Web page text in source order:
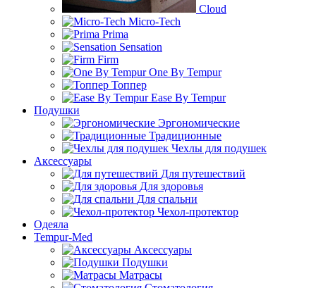
Cloud
Micro-Tech
Prima
Sensation
Firm
One By Tempur
Топпер
Ease By Tempur
Подушки
Эргономические
Традиционные
Чехлы для подушек
Аксессуары
Для путешествий
Для здоровья
Для спальни
Чехол-протектор
Одеяла
Tempur-Med
Аксессуары
Подушки
Матрасы